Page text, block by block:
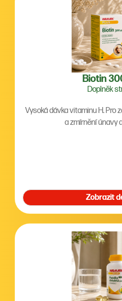
Biotin
Doplněk
Vysoká dávka vitaminu H. Pro zdraví pleti, nehtů a vlasů
a zmírnění únavy
Zobrazit